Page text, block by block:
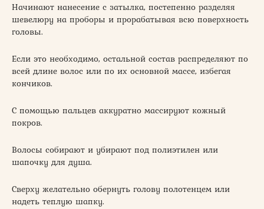
Начинают нанесение с затылка, постепенно разделяя
шевелюру на проборы и прорабатывая всю поверхность
головы.
Если это необходимо, остальной состав распределяют по
всей длине волос или по их основной массе, избегая
кончиков.
С помощью пальцев аккуратно массируют кожный
покров.
Волосы собирают и убирают под полиэтилен или
шапочку для душа.
Сверху желательно обернуть голову полотенцем или
надеть теплую шапку.